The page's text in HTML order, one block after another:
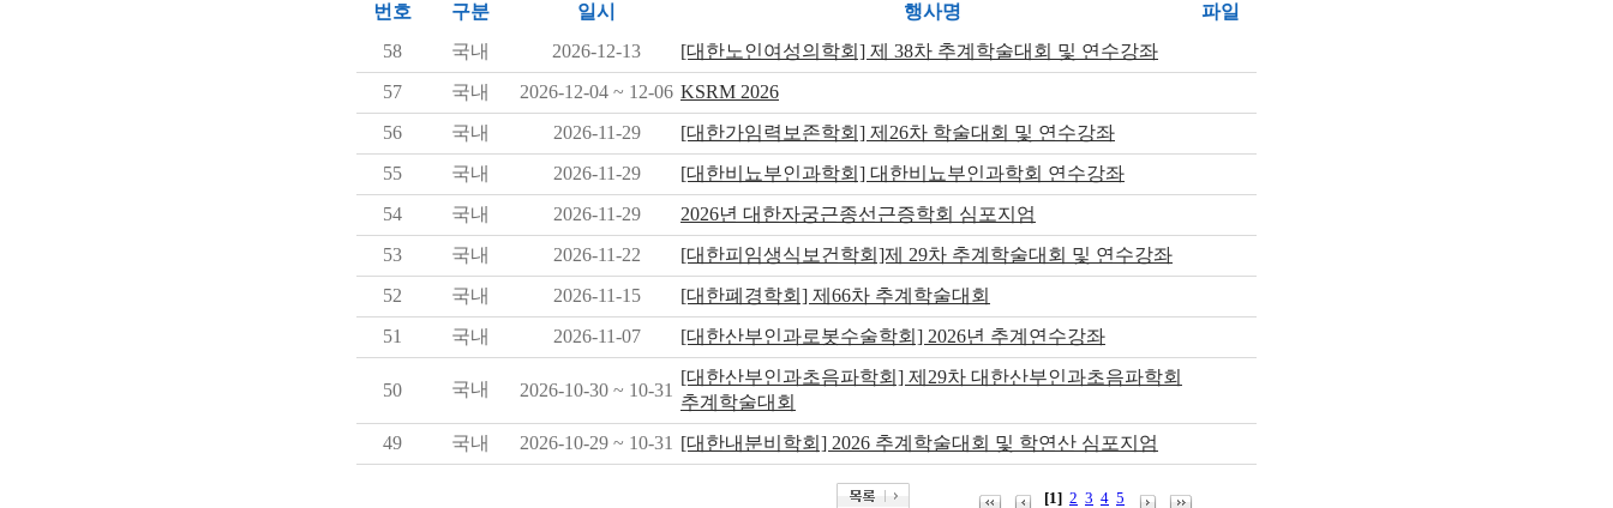
번호 구분 일시 행사명
파일
58
국내 2026-12-13
[대한노인여성의학회] 제 38차 추계학술대회 및 연수강좌
57
국내 2026-12-04 ~ 12-06 KSRM 2026
56
국내 2026-11-29
[대한가임력보존학회] 제26차 학술대회 및 연수강좌
55
국내 2026-11-29
[대한비뇨부인과학회] 대한비뇨부인과학회 연수강좌
54
국내 2026-11-29
2026년 대한자궁근종선근증학회 심포지엄
53
국내 2026-11-22
[대한피임생식보건학회]제 29차 추계학술대회 및 연수강좌
52
국내 2026-11-15
[대한폐경학회] 제66차 추계학술대회
51
국내 2026-11-07 [대한산부인과로봇수술학회] 2026년 추계연수강좌
50 국내 2026-10-30 ~ 10-31
[대한산부인과초음파학회] 제29차 대한산부인과초음파학회
추계학술대회
49
국내 2026-10-29 ~ 10-31 [대한내분비학회] 2026 추계학술대회 및 학연산 심포지엄
[1] 2 3 4 5